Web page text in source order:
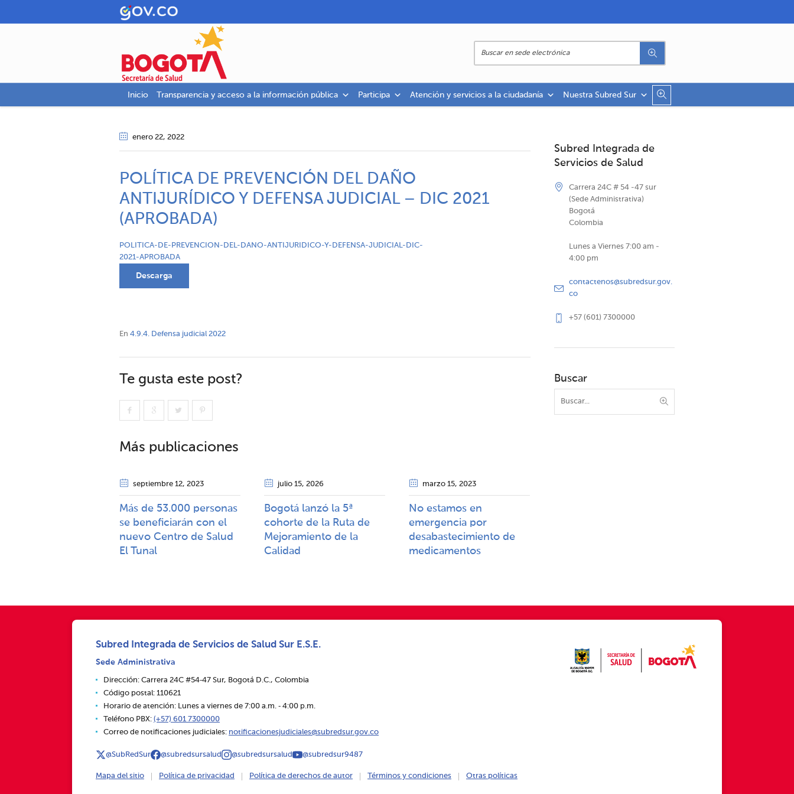
Inicio Transparencia y acceso a la información pública Participa Atención y servicios a la ciudadanía Nuestra Subred Sur
enero 22, 2022
POLÍTICA DE PREVENCIÓN DEL DAÑO
ANTIJURÍDICO Y DEFENSA JUDICIAL – DIC 2021
(APROBADA)
POLITICA-DE-PREVENCION-DEL-DANO-ANTIJURIDICO-Y-DEFENSA-JUDICIAL-DIC-
2021-APROBADA
Descarga
En 4.9.4. Defensa judicial 2022
Te gusta este post?
Más publicaciones
septiembre 12, 2023
Más de 53.000 personas
se beneficiarán con el
nuevo Centro de Salud
El Tunal
julio 15, 2026
Bogotá lanzó la 5ª
cohorte de la Ruta de
Mejoramiento de la
Calidad​​
marzo 15, 2023
No estamos en
emergencia por
desabastecimiento de
medicamentos
Subred Integrada de
Servicios de Salud
Carrera 24C # 54 -47 sur
(Sede Administrativa)
Bogotá
Colombia
Lunes a Viernes 7:00 am -
4:00 pm
contactenos@subredsur.gov.
co
+57 (601) 7300000
Buscar
Subred Integrada de Servicios de Salud Sur E.S.E.
Sede Administrativa
Dirección: Carrera 24C #54‑47 Sur, Bogotá D.C., Colombia
Código postal: 110621
Horario de atención: Lunes a viernes de 7:00 a.m. ‑ 4:00 p.m.
Teléfono PBX: (+57) 601 7300000
Correo de notificaciones judiciales: notificacionesjudiciales@subredsur.gov.co
@SubRedSur @subredsursalud @subredsursalud @subredsur9487
Mapa del sitio Política de privacidad Política de derechos de autor Términos y condiciones Otras políticas